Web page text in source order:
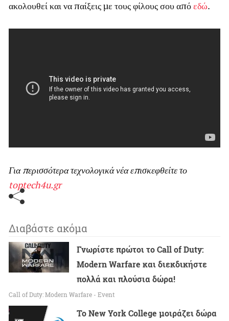
ακολουθεί και να παίξεις με τους φίλους σου απόεδώ.
Για περισσότερα τεχνολογικά νέα επισκεφθείτε το
toptech4u.gr
Διαβάστε ακόμα
Γνωρίστε πρώτοι το Call of Duty:
Modern Warfare και διεκδικήστε
πολλά και πλούσια δώρα!
Call of Duty: Modern Warfare - Event
Το New York College μοιράζει δώρα